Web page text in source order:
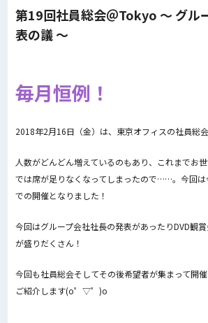
第19回社員総会＠Tokyo 〜 グル
表の議 〜
毎月恒例！
2018年2月16日（金）は、東京オフィスの社員総
人数がどんどん増えているのもあり、これまでお
では席が足りなくなってしまったので……。今回は
での開催となりました！
今回はグループ会社社長の発表があったりDVD観
が盛りだくさん！
今回も社員総会そしてその後希望者が集まって開
ご紹介します(o゜▽゜)o